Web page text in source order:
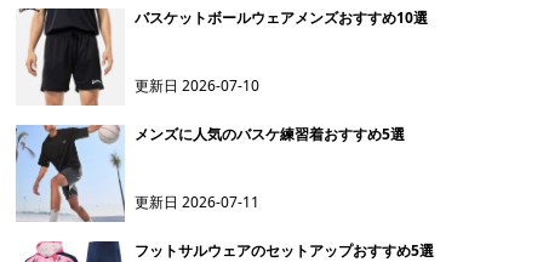
バスケットボールウェアメンズおすすめ10選
更新日2026-07-10
メンズに人気のバスケ練習着おすすめ5選
更新日2026-07-11
フットサルウェアのセットアップおすすめ5選